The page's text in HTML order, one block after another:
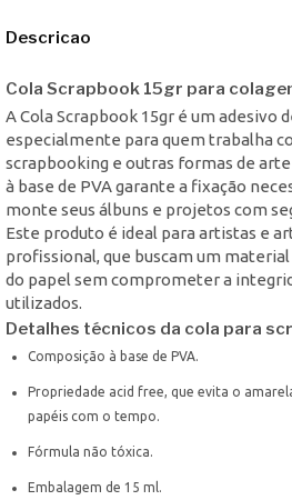
Descricao
Cola Scrapbook 15gr para
A Cola Scrapbook 15gr é um adesivo
especialmente para quem trabalha
scrapbooking e outras formas de
à base de PVA garante a fixação
monte seus álbuns e projetos com
Este produto é ideal para artistas e
profissional, que buscam um
do papel sem comprometer a
utilizados.
Detalhes técnicos da cola para
Composição à base de PVA.
Propriedade acid free, que evita o
papéis com o tempo.
Fórmula não tóxica.
Embalagem de 15 ml.